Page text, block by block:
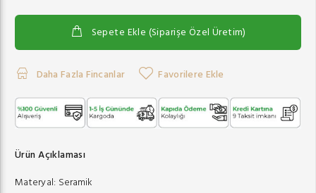
Sepete Ekle (Siparişe Özel Üretim)
Daha Fazla Fincanlar Favorilere Ekle
Ürün Açıklaması
Materyal: Seramik